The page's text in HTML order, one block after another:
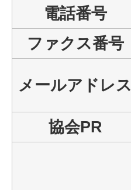
電話番号
ファクス番号
メールアドレス
協会PR